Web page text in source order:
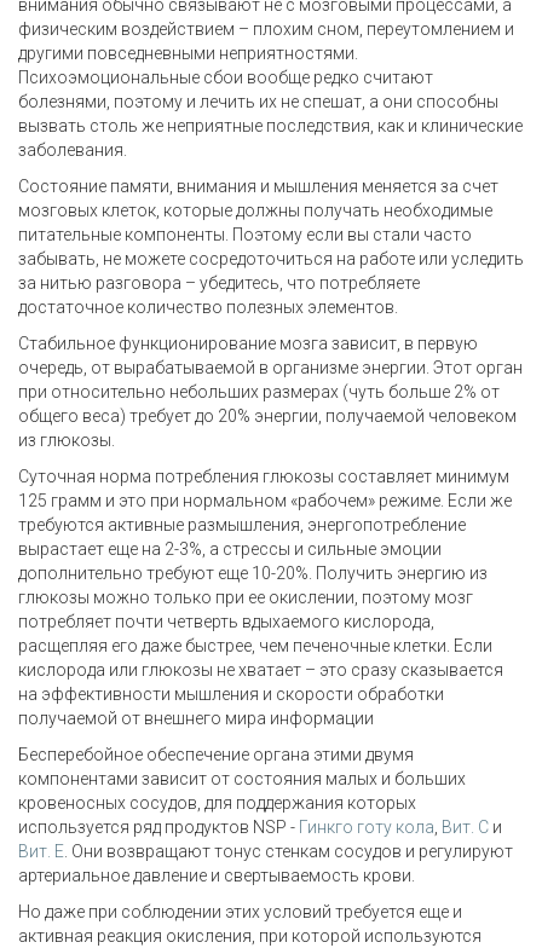
внимания обычно связывают не с мозговыми процессами, а
физическим воздействием – плохим сном, переутомлением и
другими повседневными неприятностями.
Психоэмоциональные сбои вообще редко считают
болезнями, поэтому и лечить их не спешат, а они способны
вызвать столь же неприятные последствия, как и клинические
заболевания.
Состояние памяти, внимания и мышления меняется за счет
мозговых клеток, которые должны получать необходимые
питательные компоненты. Поэтому если вы стали часто
забывать, не можете сосредоточиться на работе или уследить
за нитью разговора – убедитесь, что потребляете
достаточное количество полезных элементов.
Стабильное функционирование мозга зависит, в первую
очередь, от вырабатываемой в организме энергии. Этот орган
при относительно небольших размерах (чуть больше 2% от
общего веса) требует до 20% энергии, получаемой человеком
из глюкозы.
Суточная норма потребления глюкозы составляет минимум
125 грамм и это при нормальном «рабочем» режиме. Если же
требуются активные размышления, энергопотребление
вырастает еще на 2-3%, а стрессы и сильные эмоции
дополнительно требуют еще 10-20%. Получить энергию из
глюкозы можно только при ее окислении, поэтому мозг
потребляет почти четверть вдыхаемого кислорода,
расщепляя его даже быстрее, чем печеночные клетки. Если
кислорода или глюкозы не хватает – это сразу сказывается
на эффективности мышления и скорости обработки
получаемой от внешнего мира информации
Бесперебойное обеспечение органа этими двумя
компонентами зависит от состояния малых и больших
кровеносных сосудов, для поддержания которых
используется ряд продуктов NSP - Гинкго готу кола, Вит. С и
Вит. Е. Они возвращают тонус стенкам сосудов и регулируют
артериальное давление и свертываемость крови.
Но даже при соблюдении этих условий требуется еще и
активная реакция окисления, при которой используются